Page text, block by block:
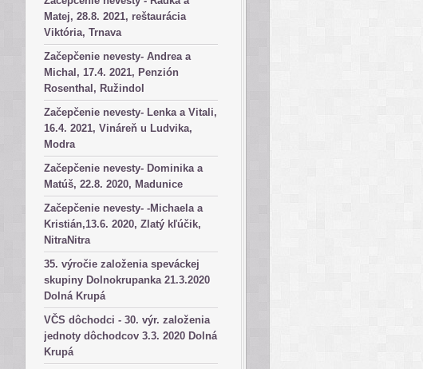
Matej, 28.8. 2021, reštaurácia
Viktória, Trnava
Začepčenie nevesty- Andrea a
Michal, 17.4. 2021, Penzión
Rosenthal, Ružindol
Začepčenie nevesty- Lenka a Vitali,
16.4. 2021, Vináreň u Ludvika,
Modra
Začepčenie nevesty- Dominika a
Matúš, 22.8. 2020, Madunice
Začepčenie nevesty- -Michaela a
Kristián,13.6. 2020, Zlatý kľúčik,
NitraNitra
35. výročie založenia speváckej
skupiny Dolnokrupanka 21.3.2020
Dolná Krupá
VČS dôchodci - 30. výr. založenia
jednoty dôchodcov 3.3. 2020 Dolná
Krupá